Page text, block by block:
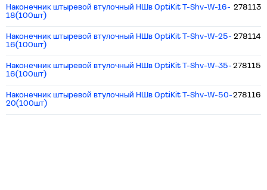
Наконечник штыревой втулочный НШв OptiKit T-Shv-W-16-
18(100шт)
278113
Наконечник штыревой втулочный НШв OptiKit T-Shv-W-25-
16(100шт)
278114
Наконечник штыревой втулочный НШв OptiKit T-Shv-W-35-
16(100шт)
278115
Наконечник штыревой втулочный НШв OptiKit T-Shv-W-50-
20(100шт)
278116